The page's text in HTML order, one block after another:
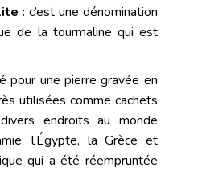
:c’est une dénomination
de la tourmaline qui est
pour une pierre gravée en
utilisées comme cachets
endroits au monde
l’Égypte, la Grèce et
qui a été réempruntée